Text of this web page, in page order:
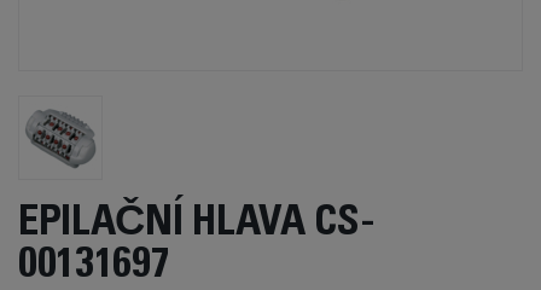
EPILAČNÍ HLAVA CS-
00131697